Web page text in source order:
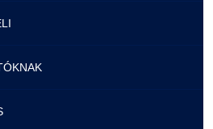
rendszer szabályai